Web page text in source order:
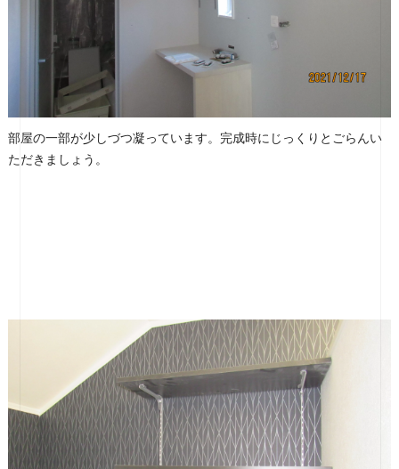
部屋の一部が少しづつ凝っています。完成時にじっくりとごらんい
ただきましょう。